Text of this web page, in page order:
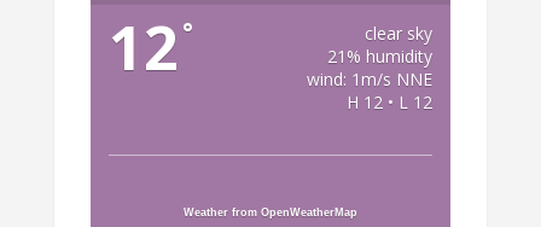
12 °
clear sky
21% humidity
wind: 1m/s NNE
H 12 • L 12
Weather from OpenWeatherMap